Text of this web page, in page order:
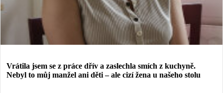
Vrátila jsem se z práce dřív a zaslechla smích z kuchyně.
Nebyl to můj manžel ani děti – ale cizí žena u našeho stolu